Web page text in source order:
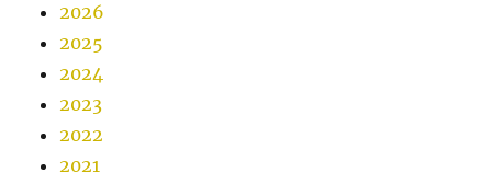
2026
2025
2024
2023
2022
2021